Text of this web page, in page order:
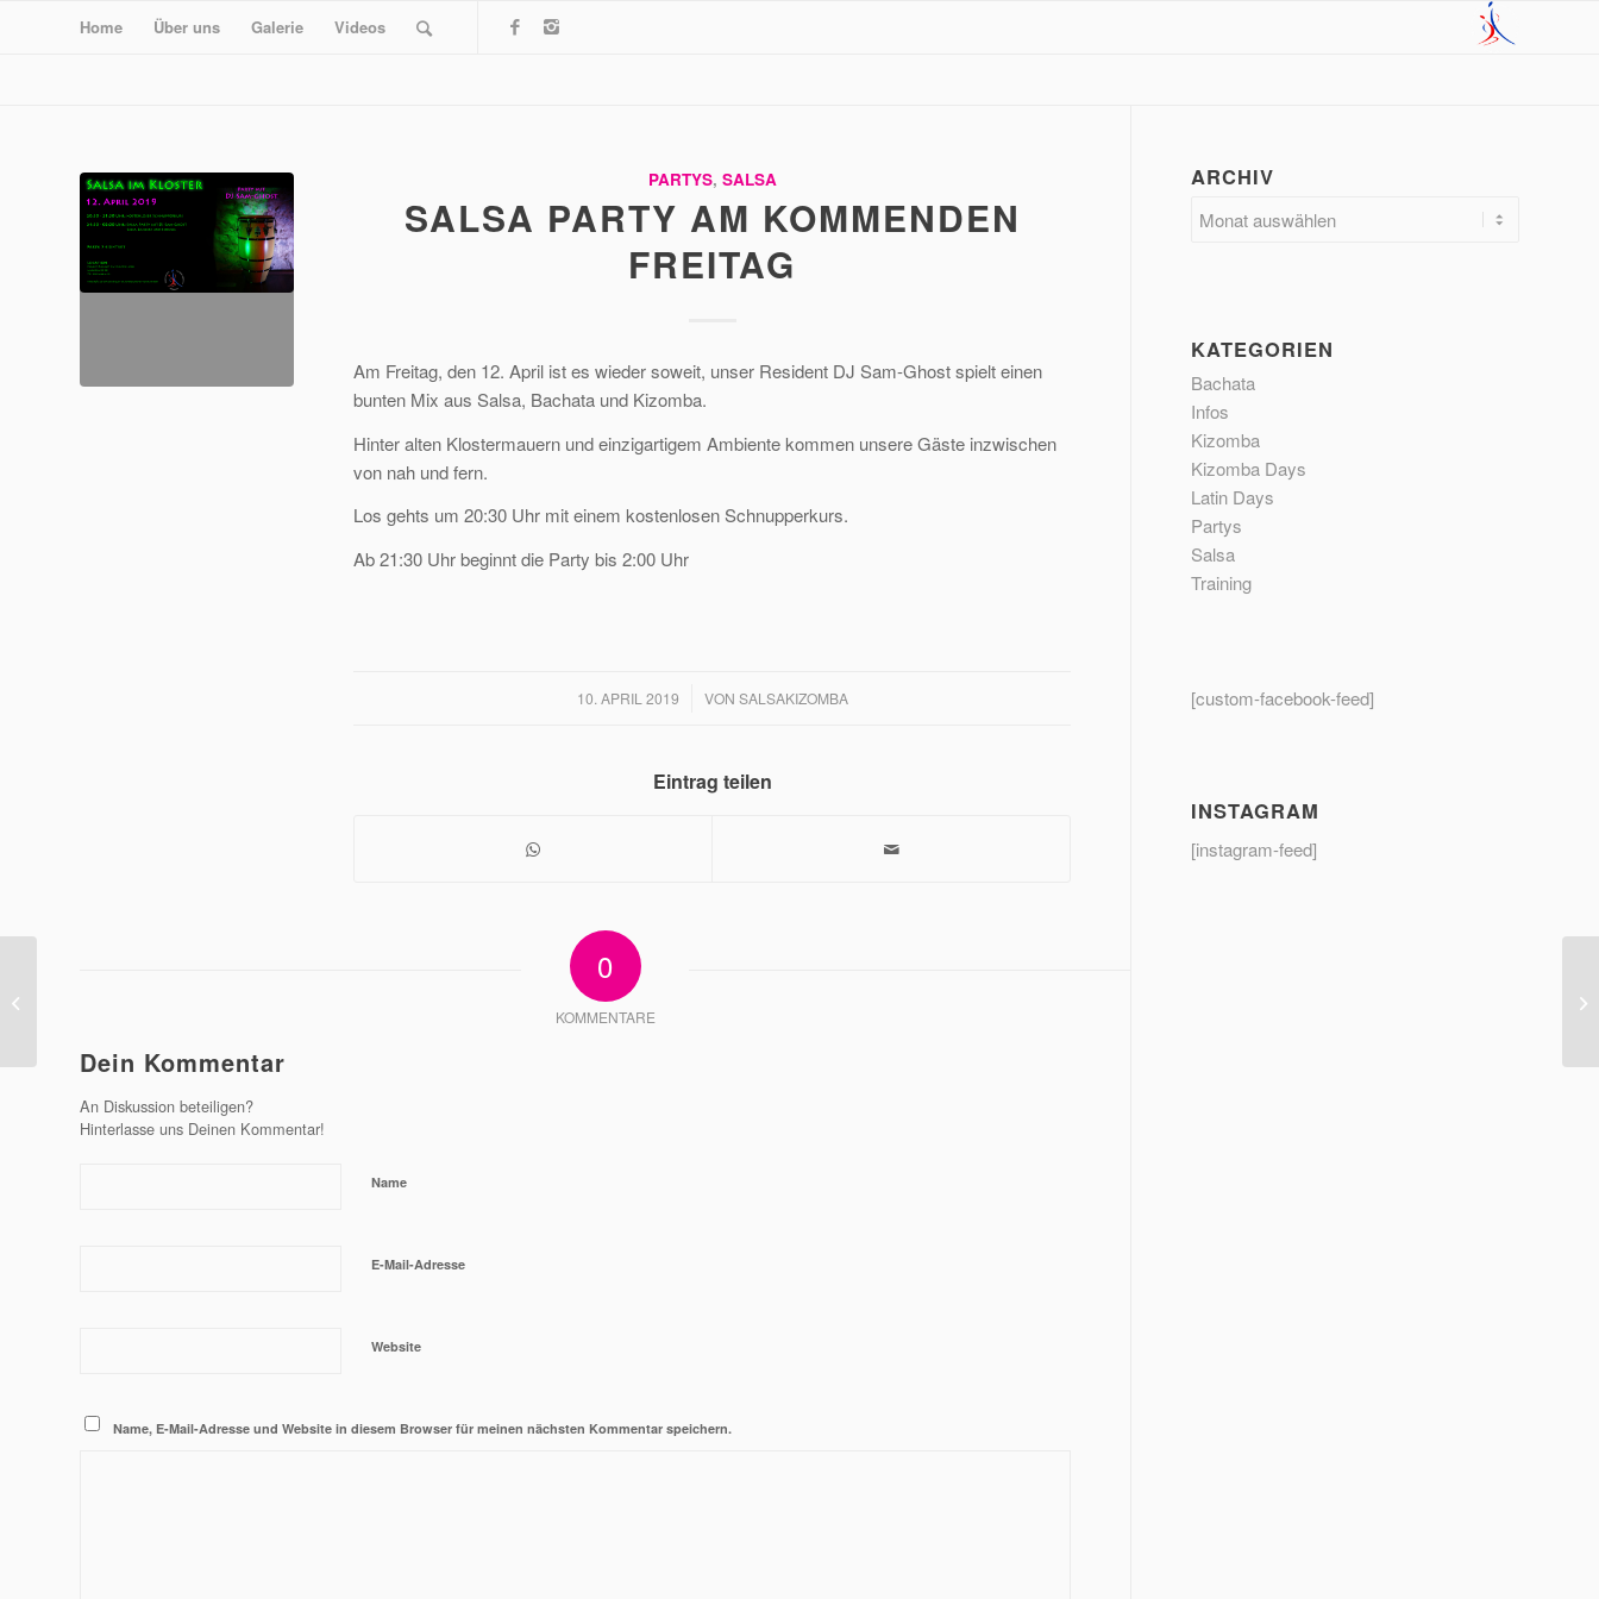
Home Über uns Galerie Videos
PARTYS, SALSA
SALSA PARTY AM KOMMENDEN
FREITAG
Am Freitag, den 12. April ist es wieder soweit, unser Resident DJ Sam-Ghost spielt einen
bunten Mix aus Salsa, Bachata und Kizomba.
Hinter alten Klostermauern und einzigartigem Ambiente kommen unsere Gäste inzwischen
von nah und fern.
Los gehts um 20:30 Uhr mit einem kostenlosen Schnupperkurs.
Ab 21:30 Uhr beginnt die Party bis 2:00 Uhr
10. APRIL 2019
/ VON SALSAKIZOMBA
Eintrag teilen
0
KOMMENTARE
Dein Kommentar
An Diskussion beteiligen?
Hinterlasse uns Deinen Kommentar!
Name
E-Mail-Adresse
Website
Name, E-Mail-Adresse und Website in diesem Browser für meinen nächsten Kommentar speichern.
ARCHIV
KATEGORIEN
Bachata
Infos
Kizomba
Kizomba Days
Latin Days
Partys
Salsa
Training
[custom-facebook-feed]
INSTAGRAM
[instagram-feed]